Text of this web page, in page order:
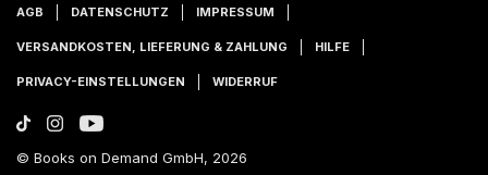
AGB DATENSCHUTZ IMPRESSUM
VERSANDKOSTEN, LIEFERUNG & ZAHLUNG HILFE
PRIVACY-EINSTELLUNGEN WIDERRUF
© Books on Demand GmbH, 2026